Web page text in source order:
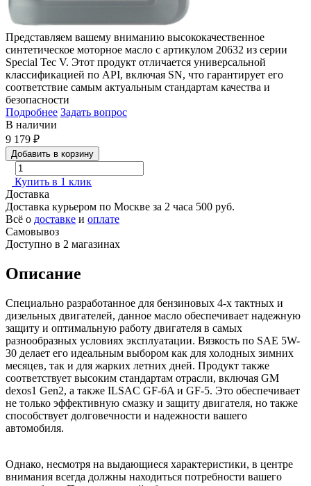
Представляем вашему вниманию высококачественное
синтетическое моторное масло с артикулом 20632 из серии
Special Tec V. Этот продукт отличается универсальной
классификацией по API, включая SN, что гарантирует его
соответствие самым актуальным стандартам качества и
безопасности
Подробнее Задать вопрос
В наличии
9 179 ₽
Добавить в корзину
Купить в 1 клик
Доставка
Доставка курьером по Москве за 2 часа 500 руб.
Всё о доставке и оплате
Самовывоз
Доступно в 2 магазинах
Описание
Специально разработанное для бензиновых 4-х тактных и
дизельных двигателей, данное масло обеспечивает надежную
защиту и оптимальную работу двигателя в самых
разнообразных условиях эксплуатации. Вязкость по SAE 5W-
30 делает его идеальным выбором как для холодных зимних
месяцев, так и для жарких летних дней. Продукт также
соответствует высоким стандартам отрасли, включая GM
dexos1 Gen2, а также ILSAC GF-6A и GF-5. Это обеспечивает
не только эффективную смазку и защиту двигателя, но также
способствует долговечности и надежности вашего
автомобиля.
Однако, несмотря на выдающиеся характеристики, в центре
внимания всегда должны находиться потребности вашего